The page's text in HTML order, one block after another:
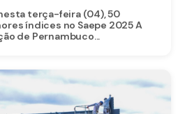
terça-feira (04), 50
índices no Saepe 2025 A
de Pernambuco...